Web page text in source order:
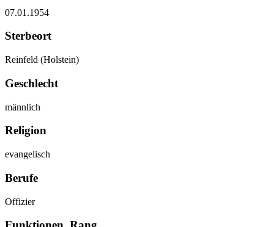
07.01.1954
Sterbeort
Reinfeld (Holstein)
Geschlecht
männlich
Religion
evangelisch
Berufe
Offizier